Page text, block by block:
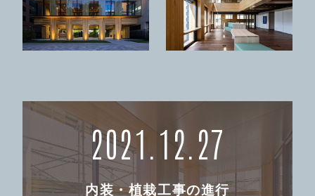
2021.12.27
内装・植栽工事の進行